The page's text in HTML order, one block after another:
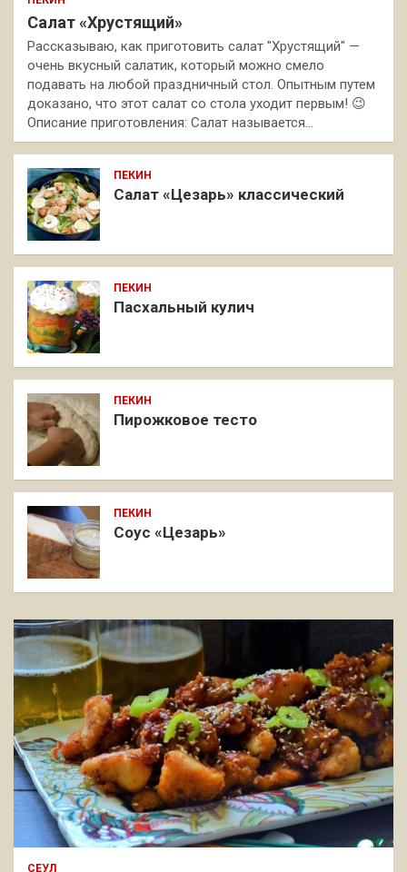
Салат «Хрустящий»
Рассказываю, как приготовить салат "Хрустящий" —
очень вкусный салатик, который можно смело
подавать на любой праздничный стол. Опытным путем
доказано, что этот салат со стола уходит первым! 😉
Описание приготовления: Салат называется…
ПЕКИН
Салат «Цезарь» классический
ПЕКИН
Пасхальный кулич
ПЕКИН
Пирожковое тесто
ПЕКИН
Соус «Цезарь»
СЕУЛ